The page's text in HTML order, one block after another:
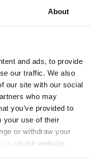
About
and ads, to provide
our traffic. We also
our site with our social
who may
you’ve provided to
your use of their
or withdraw your
on our website.
ستدخل إلى مكان دافئ
والخيارات الحرفية
في القبو ومناطق
محدودة لكن تعاونية مع
للمشاركة. الطاقم يميل